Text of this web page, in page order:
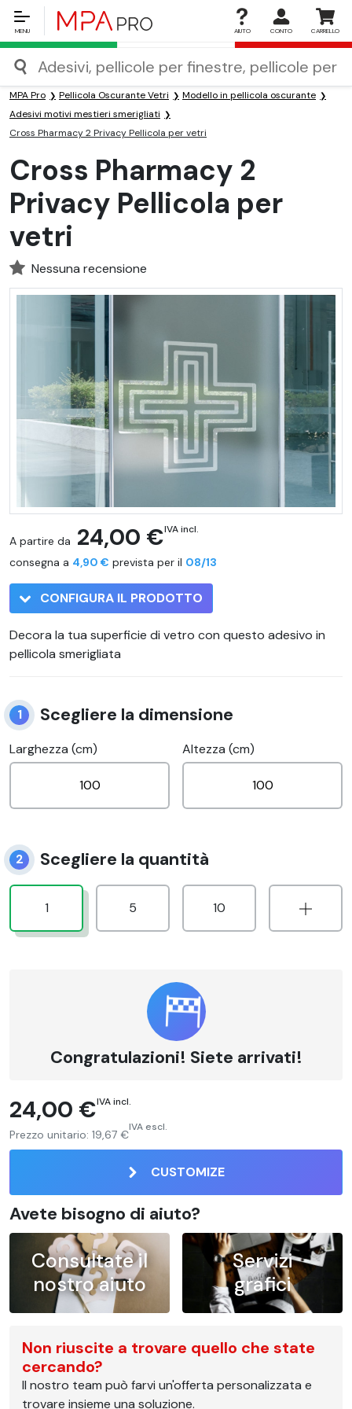
MENU AIUTO CONTO CARRELLO
MPA Pro Pellicola Oscurante Vetri
Modello in pellicola oscurante
Adesivi motivi mestieri smerigliati
Cross Pharmacy 2 Privacy Pellicola per vetri
Cross Pharmacy 2
Privacy Pellicola per
vetri
Nessuna recensione
A partire da 24,00 €IVA incl.
consegna a 4,90 € prevista per il 08/13
CONFIGURA IL PRODOTTO
Decora la tua superficie di vetro con questo adesivo in
pellicola smerigliata
1 Scegliere la dimensione
Larghezza (cm) Altezza (cm)
2 Scegliere la quantità
1 5 10
Congratulazioni! Siete arrivati!
24,00 €IVA incl.
Prezzo unitario: 19,67 €
IVA escl.
CUSTOMIZE
Avete bisogno di aiuto?
Consultate il
nostro aiuto
Servizi
grafici
Non riuscite a trovare quello che state
cercando?
Il nostro team può farvi un'offerta personalizzata e
trovare insieme una soluzione.